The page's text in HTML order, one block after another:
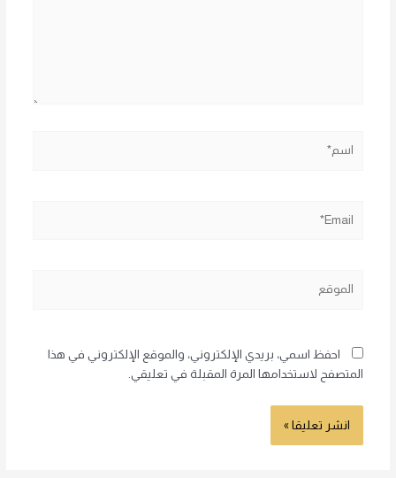
احفظ اسمي، بريدي الإلكتروني، والموقع الإلكتروني في هذا
المتصفح لاستخدامها المرة المقبلة في تعليقي.